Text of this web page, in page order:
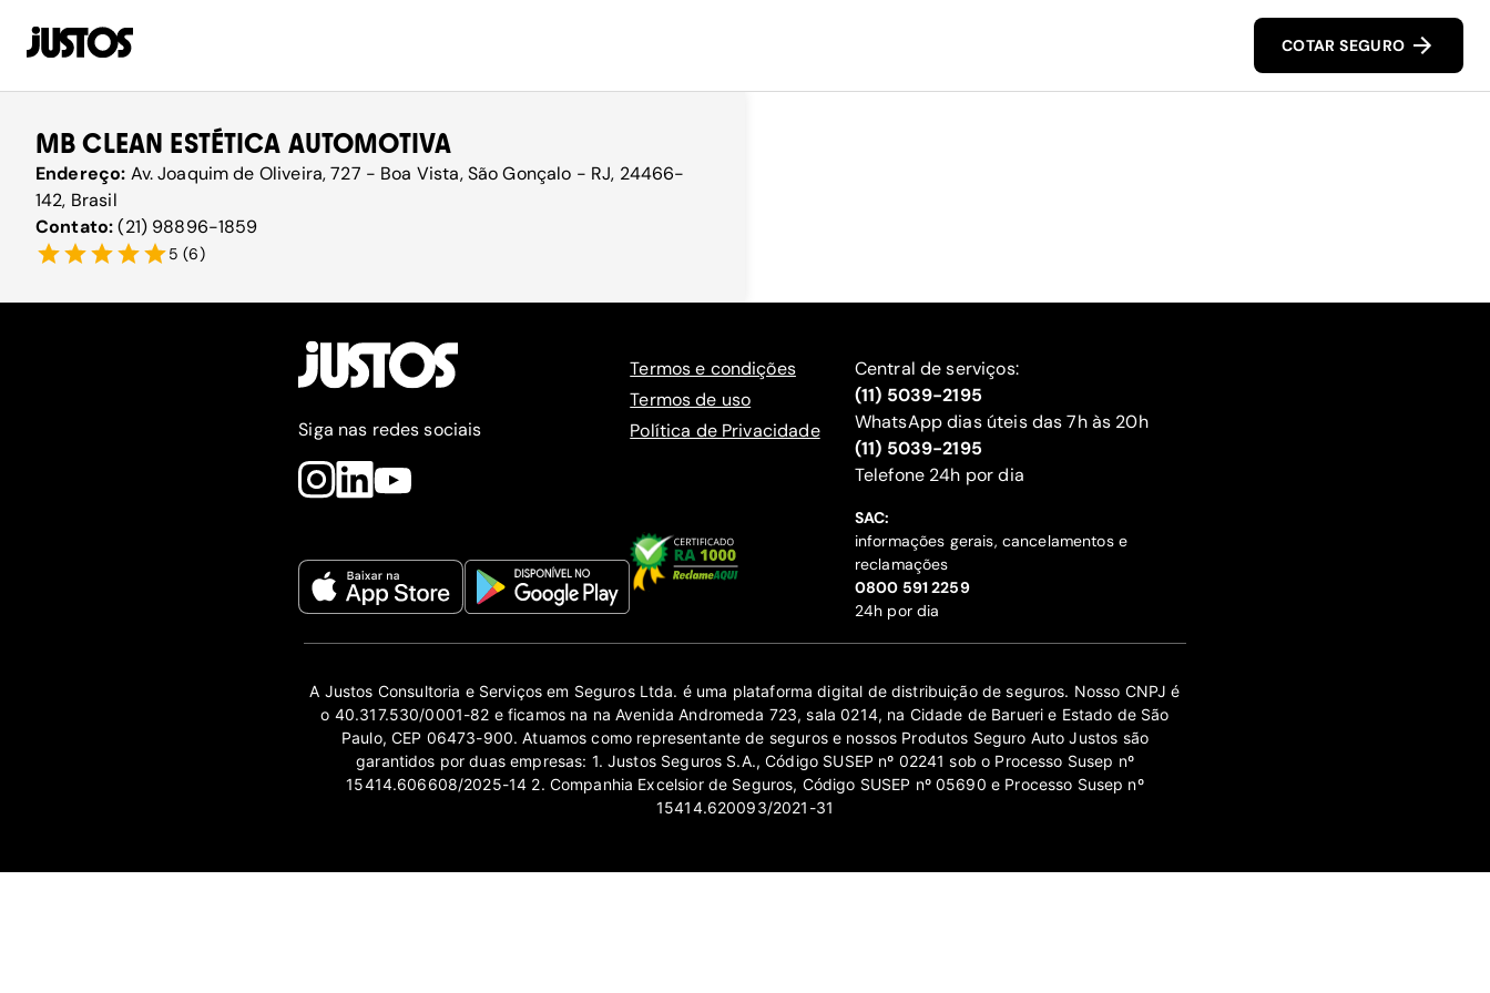
COTAR SEGURO
MB CLEAN ESTÉTICA AUTOMOTIVA
Endereço: Av. Joaquim de Oliveira, 727 - Boa Vista, São Gonçalo - RJ, 24466-
142, Brasil
Contato:(21) 98896-1859
5 (6)
Siga nas redes sociais
Termos e condições
Termos de uso
Política de Privacidade
Central de serviços:
(11) 5039-2195
WhatsApp dias úteis das 7h às 20h
(11) 5039-2195
‍Telefone 24h por dia
SAC:
informações gerais, cancelamentos e
reclamações
‍0800 591 2259
24h por dia
A Justos Consultoria e Serviços em Seguros Ltda. é uma plataforma digital de distribuição de seguros. Nosso CNPJ é
o 40.317.530/0001-82 e ficamos na na Avenida Andromeda 723, sala 0214, na Cidade de Barueri e Estado de São
Paulo, CEP 06473-900. Atuamos como representante de seguros e nossos Produtos Seguro Auto Justos são
garantidos por duas empresas: 1. Justos Seguros S.A., Código SUSEP nº 02241 sob o Processo Susep nº
15414.606608/2025-14 2. Companhia Excelsior de Seguros, Código SUSEP nº 05690 e Processo Susep nº
15414.620093/2021-31